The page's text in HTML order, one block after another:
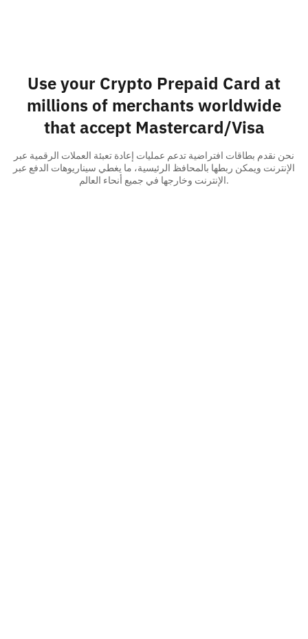
Use your Crypto Prepaid Card at
millions of merchants worldwide
that accept Mastercard/Visa
نحن نقدم بطاقات افتراضية تدعم عمليات إعادة تعبئة العملات الرقمية عبر
الإنترنت ويمكن ربطها بالمحافظ الرئيسية، ما يغطي سيناريوهات الدفع عبر
الإنترنت وخارجها في جميع أنحاء العالم.